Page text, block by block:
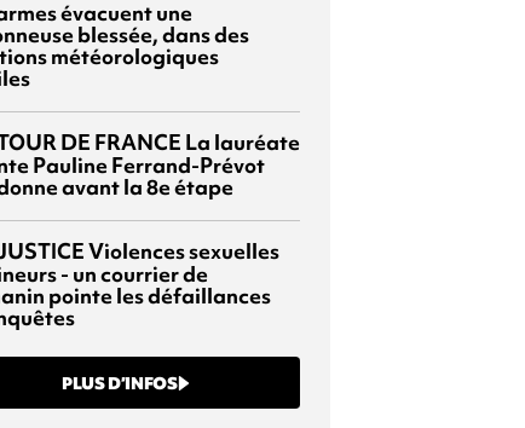
évacuent une
blessée, dans des
météorologiques
DE FRANCE La lauréate
Pauline Ferrand-Prévot
avant la 8e étape
Violences sexuelles
- un courrier de
pointe les défaillances
PLUS D’INFOS